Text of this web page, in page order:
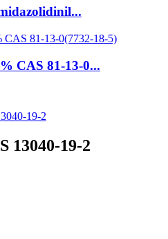
CAS 81-13-0...
13040-19-2